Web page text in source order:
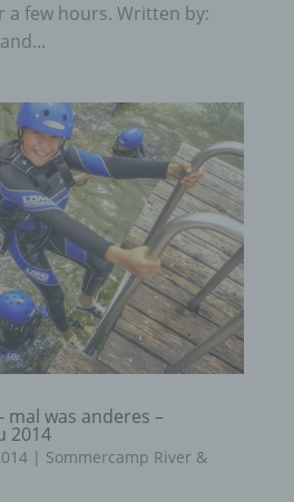
a few hours. Written by:
mal was anderes –
2014
| Sommercamp River &